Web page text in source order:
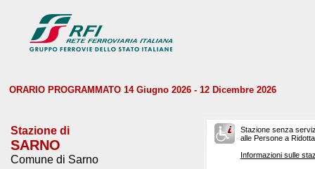
ORARIO PROGRAMMATO 14 Giugno 2026 - 12 Dicembre 2026
Stazione di
SARNO
Comune di Sarno
Stazione senza
alle Persone a
Informazioni sulle